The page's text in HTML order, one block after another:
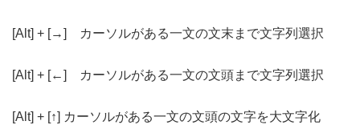
[Alt] + [→] カーソルがある一文の文末まで文字列選択
[Alt] + [←] カーソルがある一文の文頭まで文字列選択
[Alt] + [↑] カーソルがある一文の文頭の文字を大文字化